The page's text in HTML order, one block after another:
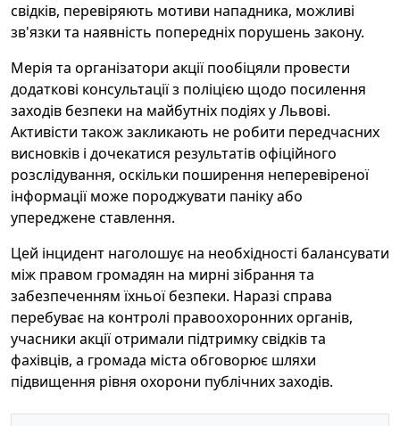
свідків, перевіряють мотиви нападника, можливі
зв'язки та наявність попередніх порушень закону.
Мерія та організатори акції пообіцяли провести
додаткові консультації з поліцією щодо посилення
заходів безпеки на майбутніх подіях у Львові.
Активісти також закликають не робити передчасних
висновків і дочекатися результатів офіційного
розслідування, оскільки поширення неперевіреної
інформації може породжувати паніку або
упереджене ставлення.
Цей інцидент наголошує на необхідності балансувати
між правом громадян на мирні зібрання та
забезпеченням їхньої безпеки. Наразі справа
перебуває на контролі правоохоронних органів,
учасники акції отримали підтримку свідків та
фахівців, а громада міста обговорює шляхи
підвищення рівня охорони публічних заходів.